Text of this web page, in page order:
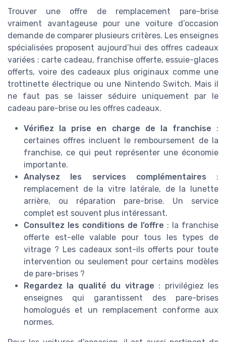
Trouver une offre de remplacement pare-brise
vraiment avantageuse pour une voiture d’occasion
demande de comparer plusieurs critères. Les enseignes
spécialisées proposent aujourd’hui des offres cadeaux
variées : carte cadeau, franchise offerte, essuie-glaces
offerts, voire des cadeaux plus originaux comme une
trottinette électrique ou une Nintendo Switch. Mais il
ne faut pas se laisser séduire uniquement par le
cadeau pare-brise ou les offres cadeaux.
Vérifiez la prise en charge de la franchise :
certaines offres incluent le remboursement de la
franchise, ce qui peut représenter une économie
importante.
Analysez les services complémentaires :
remplacement de la vitre latérale, de la lunette
arrière, ou réparation pare-brise. Un service
complet est souvent plus intéressant.
Consultez les conditions de l’offre : la franchise
offerte est-elle valable pour tous les types de
vitrage ? Les cadeaux sont-ils offerts pour toute
intervention ou seulement pour certains modèles
de pare-brises ?
Regardez la qualité du vitrage : privilégiez les
enseignes qui garantissent des pare-brises
homologués et un remplacement conforme aux
normes.